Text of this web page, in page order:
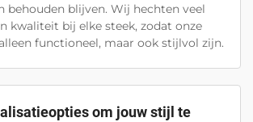
behouden blijven. Wij hechten veel
kwaliteit bij elke steek, zodat onze
functioneel, maar ook stijlvol zijn.
om jouw stijl te